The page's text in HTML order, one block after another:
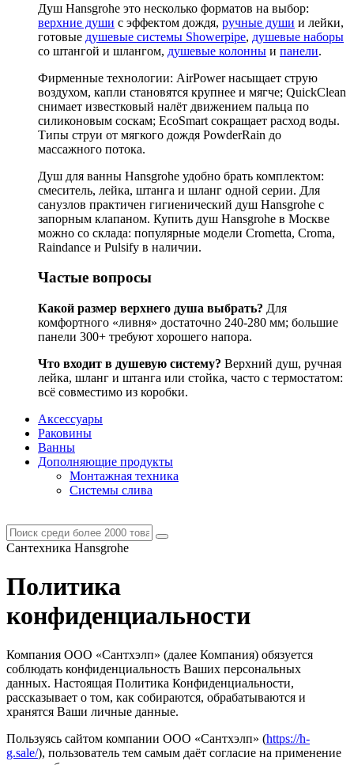
Душ Hansgrohe это несколько форматов на выбор:
верхние души с эффектом дождя, ручные души и лейки,
готовые душевые системы Showerpipe, душевые наборы
со штангой и шлангом, душевые колонны и панели.
Фирменные технологии: AirPower насыщает струю
воздухом, капли становятся крупнее и мягче; QuickClean
снимает известковый налёт движением пальца по
силиконовым соскам; EcoSmart сокращает расход воды.
Типы струи от мягкого дождя PowderRain до
массажного потока.
Душ для ванны Hansgrohe удобно брать комплектом:
смеситель, лейка, штанга и шланг одной серии. Для
санузлов практичен гигиенический душ Hansgrohe с
запорным клапаном. Купить душ Hansgrohe в Москве
можно со склада: популярные модели Crometta, Croma,
Raindance и Pulsify в наличии.
Частые вопросы
Какой размер верхнего душа выбрать? Для
комфортного «ливня» достаточно 240-280 мм; большие
панели 300+ требуют хорошего напора.
Что входит в душевую систему? Верхний душ, ручная
лейка, шланг и штанга или стойка, часто с термостатом:
всё совместимо из коробки.
Аксессуары
Раковины
Ванны
Дополняющие продукты
Монтажная техника
Системы слива
Сантехника Hansgrohe
Политика
конфиденциальности
Компания ООО «Сантхэлп» (далее Компания) обязуется
соблюдать конфиденциальность Ваших персональных
данных. Настоящая Политика Конфиденциальности,
рассказывает о том, как собираются, обрабатываются и
хранятся Ваши личные данные.
Пользуясь сайтом компании ООО «Сантхэлп» (https://h-
g.sale/), пользователь тем самым даёт согласие на применение